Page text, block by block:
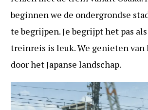
beginnen we de ondergrondse
te begrijpen. Je begrijpt het pas
treinreis is leuk. We genieten van
door het Japanse landschap.